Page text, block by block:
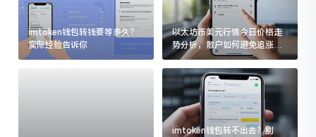
imtoken钱包转钱要等多久？
实际经验告诉你
以太坊币美元行情今日价格走
势分析，散户如何避免追涨杀
跌被套牢
imtoken钱包转不出去？别